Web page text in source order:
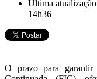
Última
14h36
O prazo para